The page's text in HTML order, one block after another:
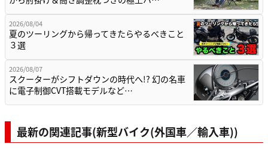
2026/08/04
夏のツーリングから帰ってきたらやるべきこと
３選
2026/08/07
スクーターがシフトダウンの時代へ!? 幻の名車
に電子制御CVT搭載モデルなど…
最新の関連記事(新型バイク(外国車／輸入車))